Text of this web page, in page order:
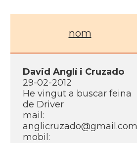
nom
David Anglí­ i Cruzado
29-02-2012
He vingut a buscar feina
de Driver
mail:
anglicruzado@gmail.com
mobil: